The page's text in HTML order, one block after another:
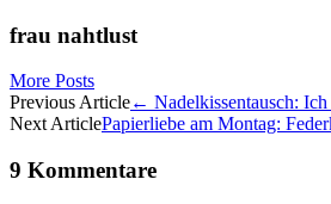
frau nahtlust
More Posts
Artikel-
Navigation
Previous Article← Nadelkissentausch:
Next ArticlePapierliebe am Montag:
9 Kommentare